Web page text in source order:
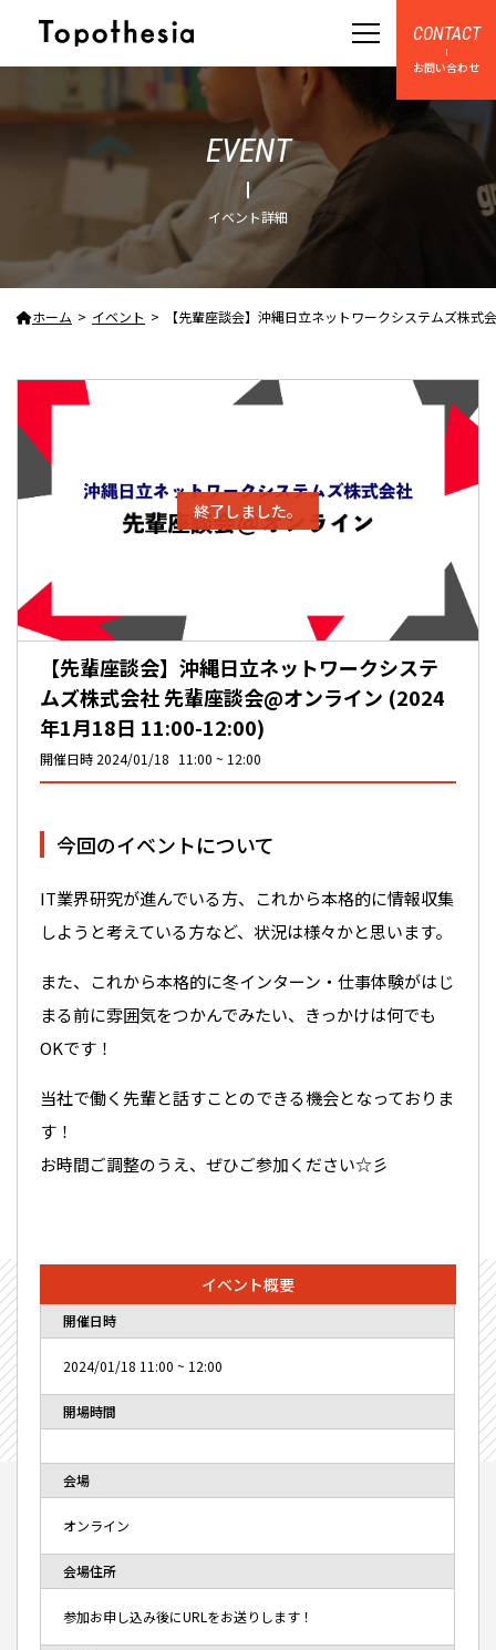
CONTACT
お問い合わせ
EVENT
イベント詳細
ホーム イベント 【先輩座談会】沖縄日立ネットワークシステムズ株
終了しました。
【先輩座談会】沖縄日立ネットワークシステ
ムズ株式会社 先輩座談会@オンライン (2024
年1月18日 11:00-12:00)
開催日時 2024/01/18 11:00 12:00
今回のイベントについて
IT業界研究が進んでいる方、これから本格的に情報収集
しようと考えている方など、状況は様々かと思います。
また、これから本格的に冬インターン・仕事体験がはじ
まる前に雰囲気をつかんでみたい、きっかけは何でも
OKです！
当社で働く先輩と話すことのできる機会となっておりま
す！
お時間ご調整のうえ、ぜひご参加ください☆彡
イベント概要
開催日時
2024/01/18 11:00 ~ 12:00
開場時間
会場
オンライン
会場住所
参加お申し込み後にURLをお送りします！